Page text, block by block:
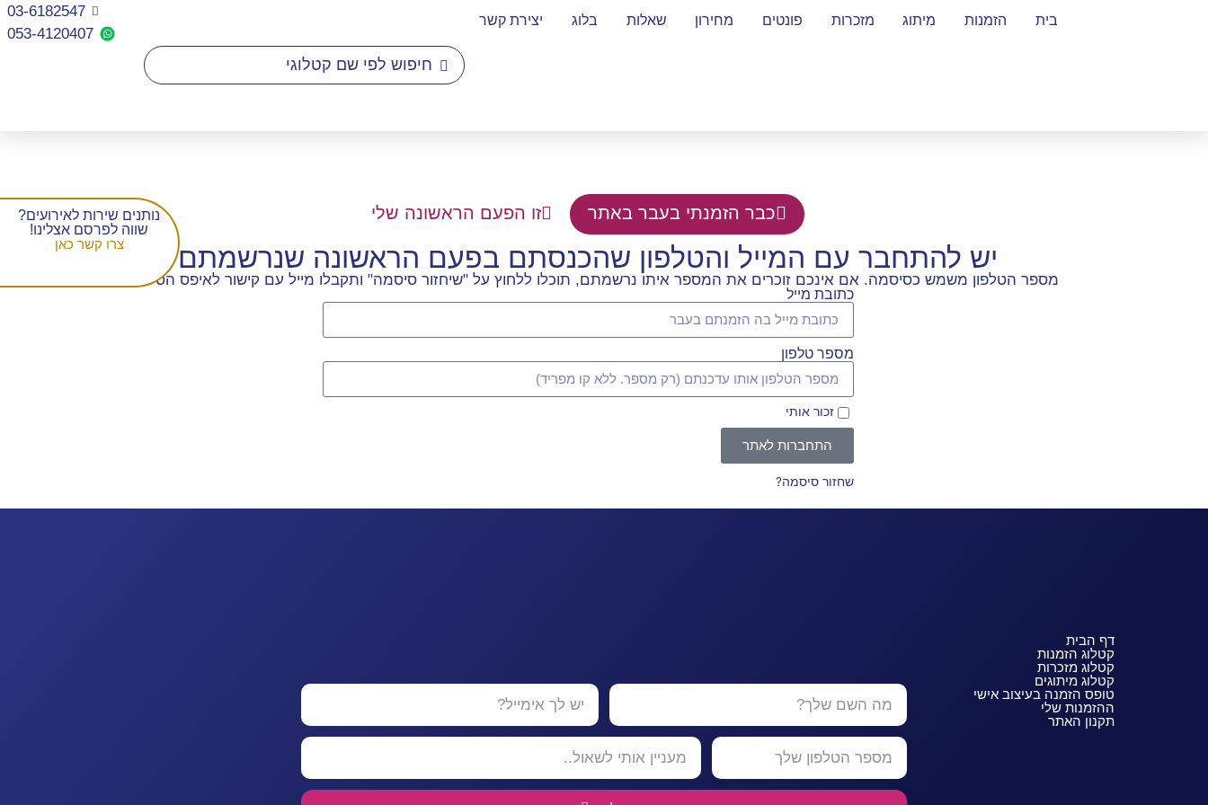
בית הזמנות מיתוג מזכרות פונטים מחירון שאלות בלוג יצירת קשר
03-6182547
053-4120407​
כבר הזמנתי בעבר באתר זו הפעם הראשונה שלי
יש להתחבר עם המייל והטלפון שהכנסתם בפעם הראשונה שנרשמתם
מספר הטלפון משמש כסיסמה. אם אינכם זוכרים את המספר איתו נרשמתם, תוכלו ללחוץ על "שיחזור סיסמה" ותקבלו מייל עם קישור לאיפס הסיסמה.
כתובת מייל
מספר טלפון
זכור אותי
התחברות לאתר
שחזור סיסמה?
דף הבית
קטלוג הזמנות
קטלוג מזכרות
קטלוג מיתוגים
טופס הזמנה בעיצוב אישי
ההזמנות שלי
תקנון האתר
נותנים שירות לאירועים?
שווה לפרסם אצלינו!
צרו קשר כאן